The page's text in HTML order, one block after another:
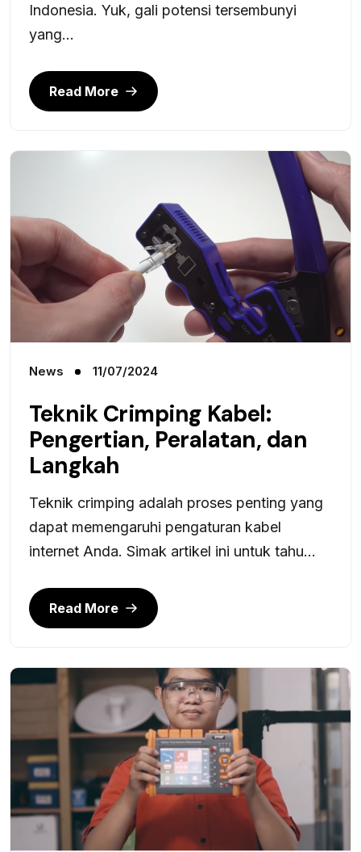
Indonesia. Yuk, gali potensi tersembunyi
yang...
Read More
News 11/07/2024
Teknik Crimping Kabel:
Pengertian, Peralatan, dan
Langkah
Teknik crimping adalah proses penting yang
dapat memengaruhi pengaturan kabel
internet Anda. Simak artikel ini untuk tahu...
Read More